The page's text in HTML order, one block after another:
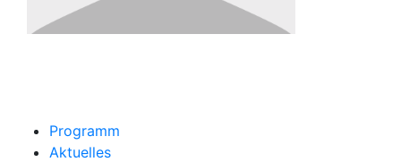
Programm
Aktuelles